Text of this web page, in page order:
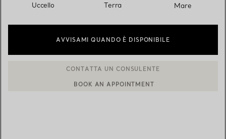
Uccello Terra Mare
AVVISAMI QUANDO È DISPONIBILE